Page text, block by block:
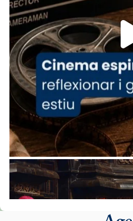
Aquest dilluns, 27 de
missa d’acció de
comitè organitzador
del Sant Pare Lleó
col·laboradors, a la
L’arquebisbe de
Josep Omella, ha
concelebrat el bisbe
Mons. David Abadías.
📸 Dr. G. Simón
Foto
View on Facebook Share